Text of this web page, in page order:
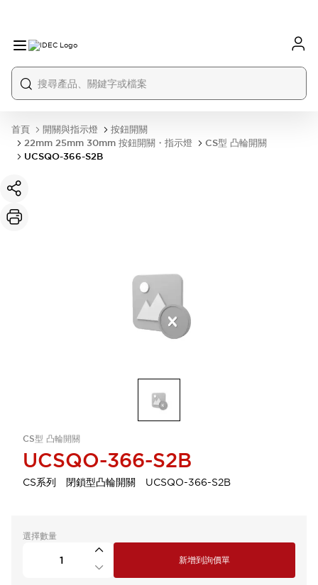
首頁 開關與指示燈
按鈕開關
22mm 25mm 30mm 按鈕開關・指示燈
CS型 凸輪開關
UCSQO-366-S2B
CS型 凸輪開關
UCSQO-366-S2B
CS系列 閉鎖型凸輪開關 UCSQO-366-S2B
選擇數量
新增到詢價單